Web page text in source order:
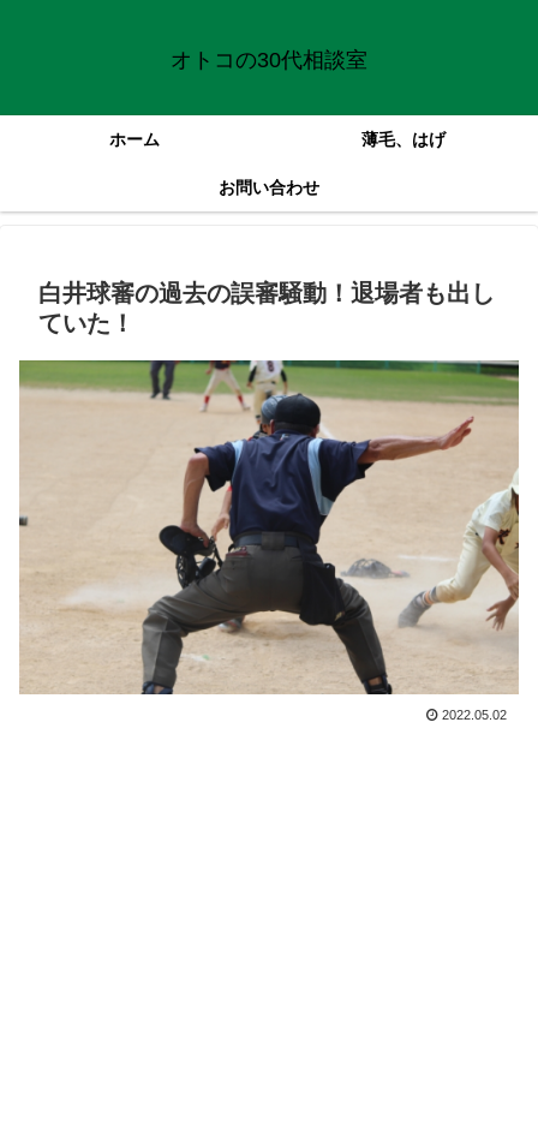
オトコの30代相談室
ホーム 薄毛、はげ
お問い合わせ
白井球審の過去の誤審騒動！退場者も出し
ていた！
2022.05.02